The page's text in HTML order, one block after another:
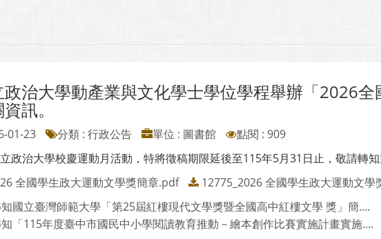
治大學動產業與文化學士學位學程舉辦「2026
訊。
01-23 分類 : 行政公告 單位 : 圖書館
點閱 : 909
政治大學校慶運動月活動，特將徵稿期限延後至115年5月31日止，敬請轉知
全國學生政大運動文學獎簡章.pdf
12775_2026 全國學生政大運動文學
國立臺灣師範大學「第25屆紅樓現代文學獎暨全國高中紅樓文學 獎」簡....
「115年度臺中市國民中小學閱讀教育推動－繪本創作比賽實施計畫實施....